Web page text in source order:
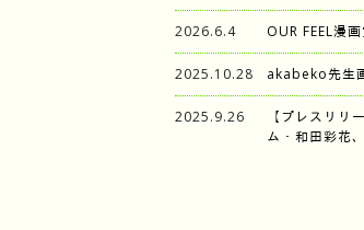
2026.6.4 OUR FEEL漫
2025.10.28 akabeko先生
2025.9.26
【プレスリ
ム・和田彩花